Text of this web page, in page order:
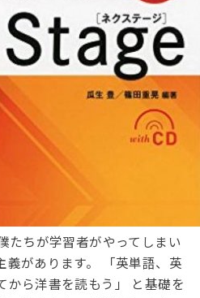
たちが学習者がやってしまい
義があります。 「英単語、英
から洋書を読もう」 と基礎を